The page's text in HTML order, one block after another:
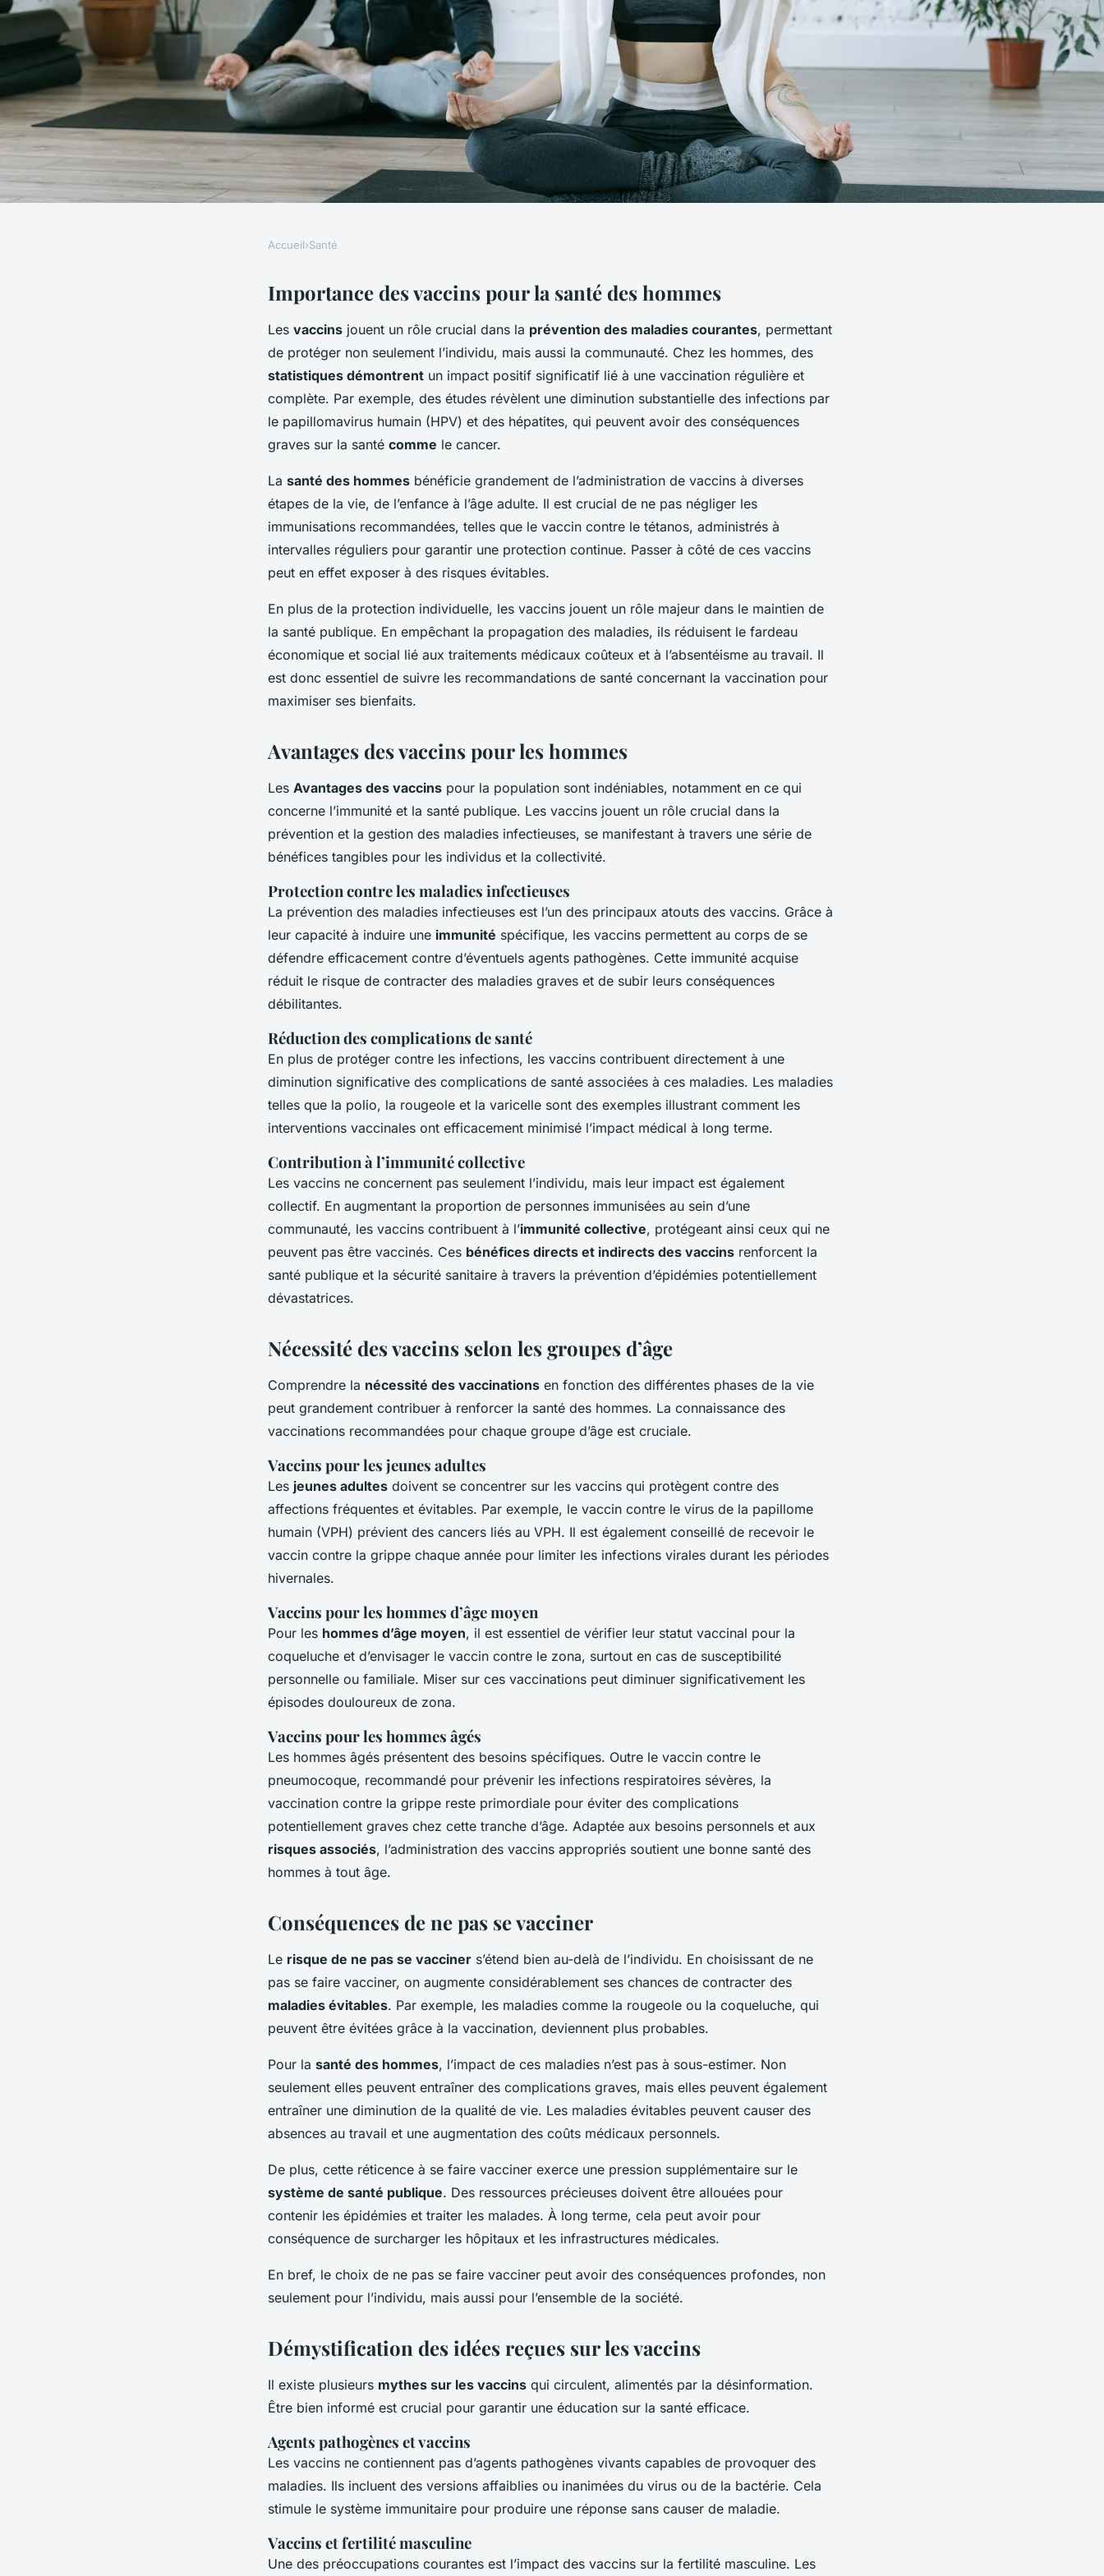
Importance des vaccins pour la santé
Accueil›Santé
Importance des vaccins pour la santé des hommes
Les vaccins jouent un rôle crucial dans la prévention des maladies courantes, permettant
de protéger non seulement l’individu, mais aussi la communauté. Chez les hommes, des
statistiques démontrent un impact positif significatif lié à une vaccination régulière et
complète. Par exemple, des études révèlent une diminution substantielle des infections par
le papillomavirus humain (HPV) et des hépatites, qui peuvent avoir des conséquences
graves sur la santé comme le cancer.
La santé des hommes bénéficie grandement de l’administration de vaccins à diverses
étapes de la vie, de l’enfance à l’âge adulte. Il est crucial de ne pas négliger les
immunisations recommandées, telles que le vaccin contre le tétanos, administrés à
intervalles réguliers pour garantir une protection continue. Passer à côté de ces vaccins
peut en effet exposer à des risques évitables.
En plus de la protection individuelle, les vaccins jouent un rôle majeur dans le maintien de
la santé publique. En empêchant la propagation des maladies, ils réduisent le fardeau
économique et social lié aux traitements médicaux coûteux et à l’absentéisme au travail. Il
est donc essentiel de suivre les recommandations de santé concernant la vaccination pour
maximiser ses bienfaits.
Avantages des vaccins pour les hommes
Les Avantages des vaccins pour la population sont indéniables, notamment en ce qui
concerne l’immunité et la santé publique. Les vaccins jouent un rôle crucial dans la
prévention et la gestion des maladies infectieuses, se manifestant à travers une série de
bénéfices tangibles pour les individus et la collectivité.
Protection contre les maladies infectieuses
La prévention des maladies infectieuses est l’un des principaux atouts des vaccins. Grâce à
leur capacité à induire une immunité spécifique, les vaccins permettent au corps de se
défendre efficacement contre d’éventuels agents pathogènes. Cette immunité acquise
réduit le risque de contracter des maladies graves et de subir leurs conséquences
débilitantes.
Réduction des complications de santé
En plus de protéger contre les infections, les vaccins contribuent directement à une
diminution significative des complications de santé associées à ces maladies. Les maladies
telles que la polio, la rougeole et la varicelle sont des exemples illustrant comment les
interventions vaccinales ont efficacement minimisé l’impact médical à long terme.
Contribution à l’immunité collective
Les vaccins ne concernent pas seulement l’individu, mais leur impact est également
collectif. En augmentant la proportion de personnes immunisées au sein d’une
communauté, les vaccins contribuent à l’immunité collective, protégeant ainsi ceux qui ne
peuvent pas être vaccinés. Ces bénéfices directs et indirects des vaccins renforcent la
santé publique et la sécurité sanitaire à travers la prévention d’épidémies potentiellement
dévastatrices.
Nécessité des vaccins selon les groupes d’âge
Comprendre la nécessité des vaccinations en fonction des différentes phases de la vie
peut grandement contribuer à renforcer la santé des hommes. La connaissance des
vaccinations recommandées pour chaque groupe d’âge est cruciale.
Vaccins pour les jeunes adultes
Les jeunes adultes doivent se concentrer sur les vaccins qui protègent contre des
affections fréquentes et évitables. Par exemple, le vaccin contre le virus de la papillome
humain (VPH) prévient des cancers liés au VPH. Il est également conseillé de recevoir le
vaccin contre la grippe chaque année pour limiter les infections virales durant les périodes
hivernales.
Vaccins pour les hommes d’âge moyen
Pour les hommes d’âge moyen, il est essentiel de vérifier leur statut vaccinal pour la
coqueluche et d’envisager le vaccin contre le zona, surtout en cas de susceptibilité
personnelle ou familiale. Miser sur ces vaccinations peut diminuer significativement les
épisodes douloureux de zona.
Vaccins pour les hommes âgés
Les hommes âgés présentent des besoins spécifiques. Outre le vaccin contre le
pneumocoque, recommandé pour prévenir les infections respiratoires sévères, la
vaccination contre la grippe reste primordiale pour éviter des complications
potentiellement graves chez cette tranche d’âge. Adaptée aux besoins personnels et aux
risques associés, l’administration des vaccins appropriés soutient une bonne santé des
hommes à tout âge.
Conséquences de ne pas se vacciner
Le risque de ne pas se vacciner s’étend bien au-delà de l’individu. En choisissant de ne
pas se faire vacciner, on augmente considérablement ses chances de contracter des
maladies évitables. Par exemple, les maladies comme la rougeole ou la coqueluche, qui
peuvent être évitées grâce à la vaccination, deviennent plus probables.
Pour la santé des hommes, l’impact de ces maladies n’est pas à sous-estimer. Non
seulement elles peuvent entraîner des complications graves, mais elles peuvent également
entraîner une diminution de la qualité de vie. Les maladies évitables peuvent causer des
absences au travail et une augmentation des coûts médicaux personnels.
De plus, cette réticence à se faire vacciner exerce une pression supplémentaire sur le
système de santé publique. Des ressources précieuses doivent être allouées pour
contenir les épidémies et traiter les malades. À long terme, cela peut avoir pour
conséquence de surcharger les hôpitaux et les infrastructures médicales.
En bref, le choix de ne pas se faire vacciner peut avoir des conséquences profondes, non
seulement pour l’individu, mais aussi pour l’ensemble de la société.
Démystification des idées reçues sur les vaccins
Il existe plusieurs mythes sur les vaccins qui circulent, alimentés par la désinformation.
Être bien informé est crucial pour garantir une éducation sur la santé efficace.
Agents pathogènes et vaccins
Les vaccins ne contiennent pas d’agents pathogènes vivants capables de provoquer des
maladies. Ils incluent des versions affaiblies ou inanimées du virus ou de la bactérie. Cela
stimule le système immunitaire pour produire une réponse sans causer de maladie.
Vaccins et fertilité masculine
Une des préoccupations courantes est l’impact des vaccins sur la fertilité masculine. Les